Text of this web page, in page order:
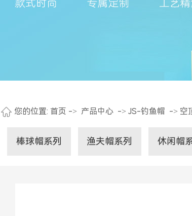
您的位置: 首页 -> 产品中心 -> JS-钓鱼帽 -> 空
棒球帽系列 渔夫帽系列 休闲帽